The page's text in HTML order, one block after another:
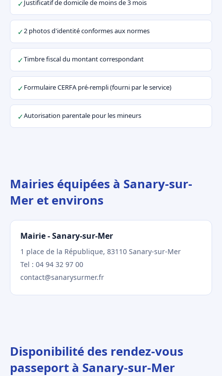
✓Justificatif de domicile de moins de 3 mois
✓2 photos d'identité conformes aux normes
✓Timbre fiscal du montant correspondant
✓ Formulaire CERFA pré-rempli (fourni par le service)
✓Autorisation parentale pour les mineurs
Mairies équipées à Sanary-sur-
Mer et environs
Mairie - Sanary-sur-Mer
1 place de la République, 83110 Sanary-sur-Mer
Tel : 04 94 32 97 00
contact@sanarysurmer.fr
Disponibilité des rendez-vous
passeport à Sanary-sur-Mer